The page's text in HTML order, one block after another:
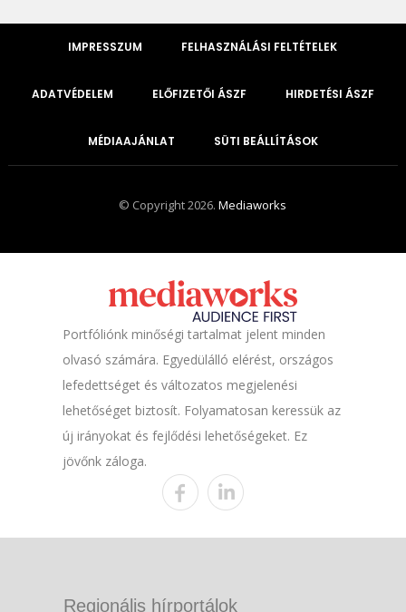
IMPRESSZUM FELHASZNÁLÁSI FELTÉTELEK
ADATVÉDELEM ELŐFIZETŐI ÁSZF HIRDETÉSI ÁSZF
MÉDIAAJÁNLAT SÜTI BEÁLLÍTÁSOK
© Copyright 2026.Mediaworks
Portfóliónk minőségi tartalmat jelent minden
olvasó számára. Egyedülálló elérést, országos
lefedettséget és változatos megjelenési
lehetőséget biztosít. Folyamatosan keressük az
új irányokat és fejlődési lehetőségeket. Ez
jövőnk záloga.
Regionális hírportálok